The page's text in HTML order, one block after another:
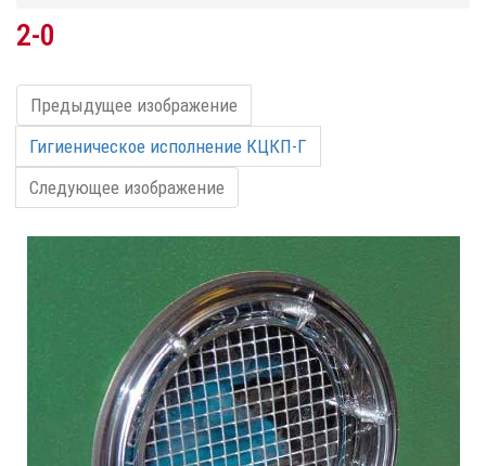
2-0
Предыдущее изображение
Гигиеническое исполнение КЦКП-Г
Следующее изображение